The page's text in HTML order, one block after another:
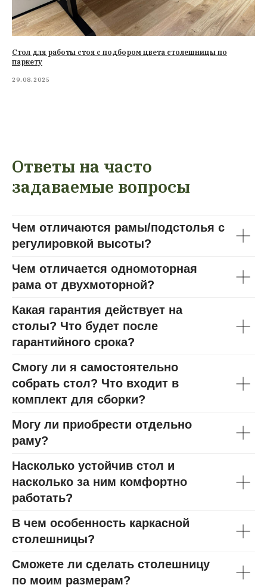
Стол для работы стоя с подбором цвета столешницы по
паркету
29.08.2025
Ответы на часто
задаваемые вопросы
Чем отличаются рамы/подстолья с
регулировкой высоты?
Чем отличается одномоторная
рама от двухмоторной?
Какая гарантия действует на
столы? Что будет после
гарантийного срока?
Смогу ли я самостоятельно
собрать стол? Что входит в
комплект для сборки?
Могу ли приобрести отдельно
раму?
Насколько устойчив стол и
насколько за ним комфортно
работать?
В чем особенность каркасной
столешницы?
Сможете ли сделать столешницу
по моим размерам?